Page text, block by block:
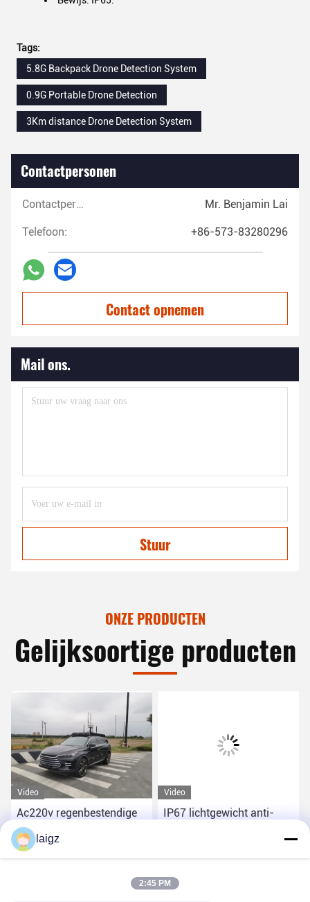
Tags:
5.8G Backpack Drone Detection System
0.9G Portable Drone Detection
3Km distance Drone Detection System
Contactpersonen
Contactpersonen: Mr. Benjamin Lai
Telefoon: +86-573-83280296
Contact opnemen
Mail ons.
Stuur
ONZE PRODUCTEN
Gelijksoortige producten
Video
Ac220v regenbestendige
drone-detector klein
formaat
Video
IP67 lichtgewicht anti-
laigz
2:45 PM